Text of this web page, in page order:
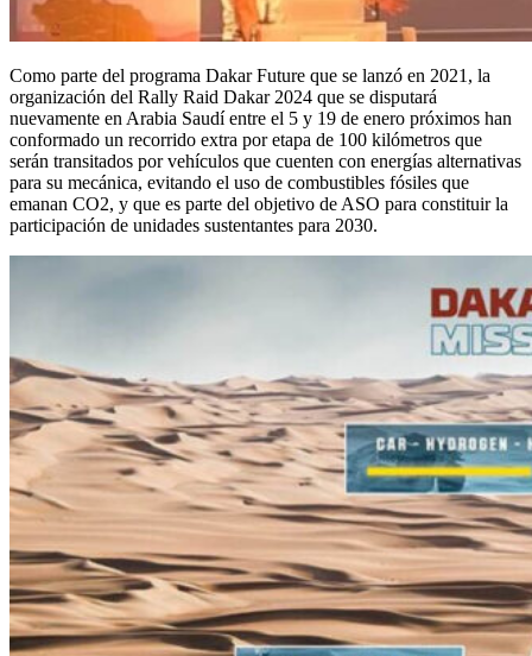
Como parte del programa Dakar Future que se lanzó en 2021, la
organización del Rally Raid Dakar 2024 que se disputará
nuevamente en Arabia Saudí entre el 5 y 19 de enero próximos han
conformado un recorrido extra por etapa de 100 kilómetros que
serán transitados por vehículos que cuenten con energías alternativas
para su mecánica, evitando el uso de combustibles fósiles que
emanan CO2, y que es parte del objetivo de ASO para constituir la
participación de unidades sustentantes para 2030.